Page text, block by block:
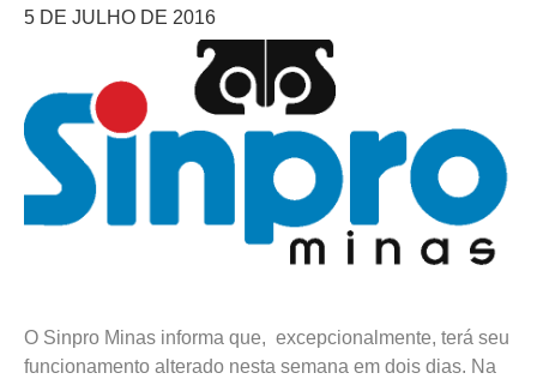
5 DE JULHO DE 2016
O Sinpro Minas informa que, excepcionalmente, terá seu
funcionamento alterado nesta semana em dois dias. Na